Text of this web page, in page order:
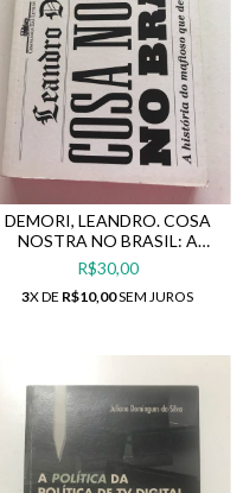
DEMORI, LEANDRO. COSA
NOSTRA NO BRASIL: A
HISTÓRIA DO MAFIOSO QUE
DERRUBOU UM IMPÉRIO
R$30,00
3X DE R$10,00SEM JUROS